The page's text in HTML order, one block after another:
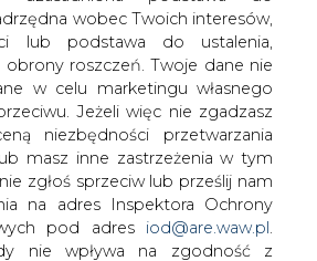
wobec Twoich interesów,
lub podstawa do ustalenia,
roszczeń. Twoje dane nie
w celu marketingu własnego
Jeżeli więc nie zgadzasz
niezbędności przetwarzania
masz inne zastrzeżenia w tym
zgłoś sprzeciw lub prześlij nam
na adres Inspektora Ochrony
pod adres iod@are.waw.pl
nie wpływa na zgodność z
związanych z
i inwestycyjną
Bałtyckim oraz
kontynentalnym.
ramowa o udzielenie kredytu
oraz gwarancji bankowych z
Druga umowa dotyczy udzielenia
w rachunku bieżącym z limitem do
obowiązują do 18 listopada 2010